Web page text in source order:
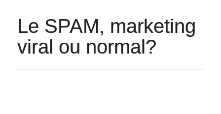
Le SPAM, marketing
viral ou normal?